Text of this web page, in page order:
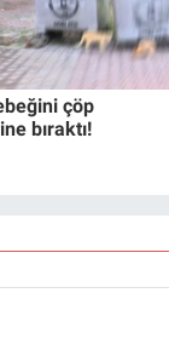
çöp
bıraktı!